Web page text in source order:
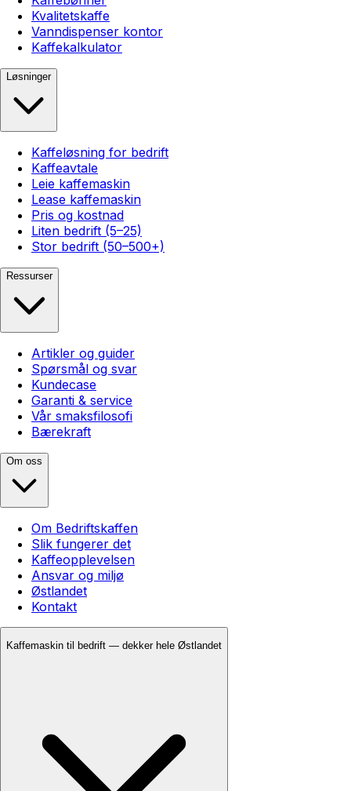
Kvalitetskaffe
Vanndispenser kontor
Kaffekalkulator
Løsninger
Kaffeløsning for bedrift
Kaffeavtale
Leie kaffemaskin
Lease kaffemaskin
Pris og kostnad
Liten bedrift (5–25)
Stor bedrift (50–500+)
Ressurser
Artikler og guider
Spørsmål og svar
Kundecase
Garanti & service
Vår smaksfilosofi
Bærekraft
Om oss
Om Bedriftskaffen
Slik fungerer det
Kaffeopplevelsen
Ansvar og miljø
Østlandet
Kontakt
Kaffemaskin til bedrift — dekker hele Østlandet